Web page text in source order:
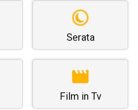
Serata
Film in Tv